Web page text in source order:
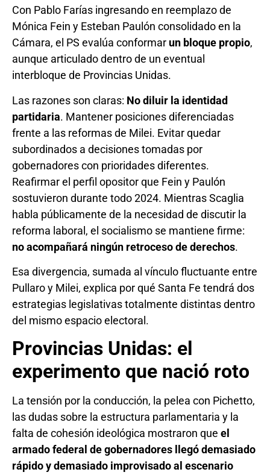
Con Pablo Farías ingresando en reemplazo de
Mónica Fein y Esteban Paulón consolidado en la
Cámara, el PS evalúa conformar un bloque propio,
aunque articulado dentro de un eventual
interbloque de Provincias Unidas.
Las razones son claras: No diluir la identidad
partidaria. Mantener posiciones diferenciadas
frente a las reformas de Milei. Evitar quedar
subordinados a decisiones tomadas por
gobernadores con prioridades diferentes.
Reafirmar el perfil opositor que Fein y Paulón
sostuvieron durante todo 2024. Mientras Scaglia
habla públicamente de la necesidad de discutir la
reforma laboral, el socialismo se mantiene firme:
no acompañará ningún retroceso de derechos.
Esa divergencia, sumada al vínculo fluctuante entre
Pullaro y Milei, explica por qué Santa Fe tendrá dos
estrategias legislativas totalmente distintas dentro
del mismo espacio electoral.
Provincias Unidas: el
experimento que nació roto
La tensión por la conducción, la pelea con Pichetto,
las dudas sobre la estructura parlamentaria y la
falta de cohesión ideológica mostraron que el
armado federal de gobernadores llegó demasiado
rápido y demasiado improvisado al escenario